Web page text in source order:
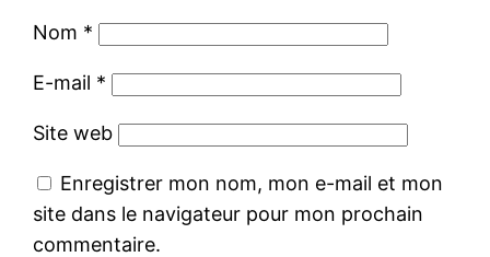
Nom *
E-mail *
Site web
Enregistrer mon nom, mon e-mail et mon
site dans le navigateur pour mon prochain
commentaire.